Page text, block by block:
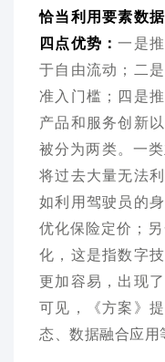
恰当利用要素数
四点优势：一是
于自由流动；二
准入门槛；四是
产品和服务创新
被分为两类。一
将过去大量无法
如利用驾驶员的
优化保险定价；
化，这是指数字
更加容易，出现
可见，《方案》
态、数据融合应用